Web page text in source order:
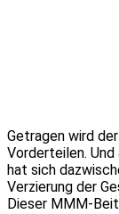
Getragen wird
Vorderteilen.
hat sich
Verzierung der
Dieser MMM-